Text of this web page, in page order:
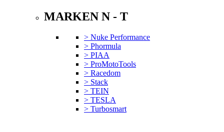
MARKEN N - T
> Nuke Performance
> Phormula
> PIAA
> ProMotoTools
> Racedom
> Stack
> TEIN
> TESLA
> Turbosmart